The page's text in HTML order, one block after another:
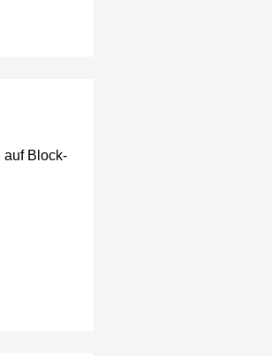
auf Block-